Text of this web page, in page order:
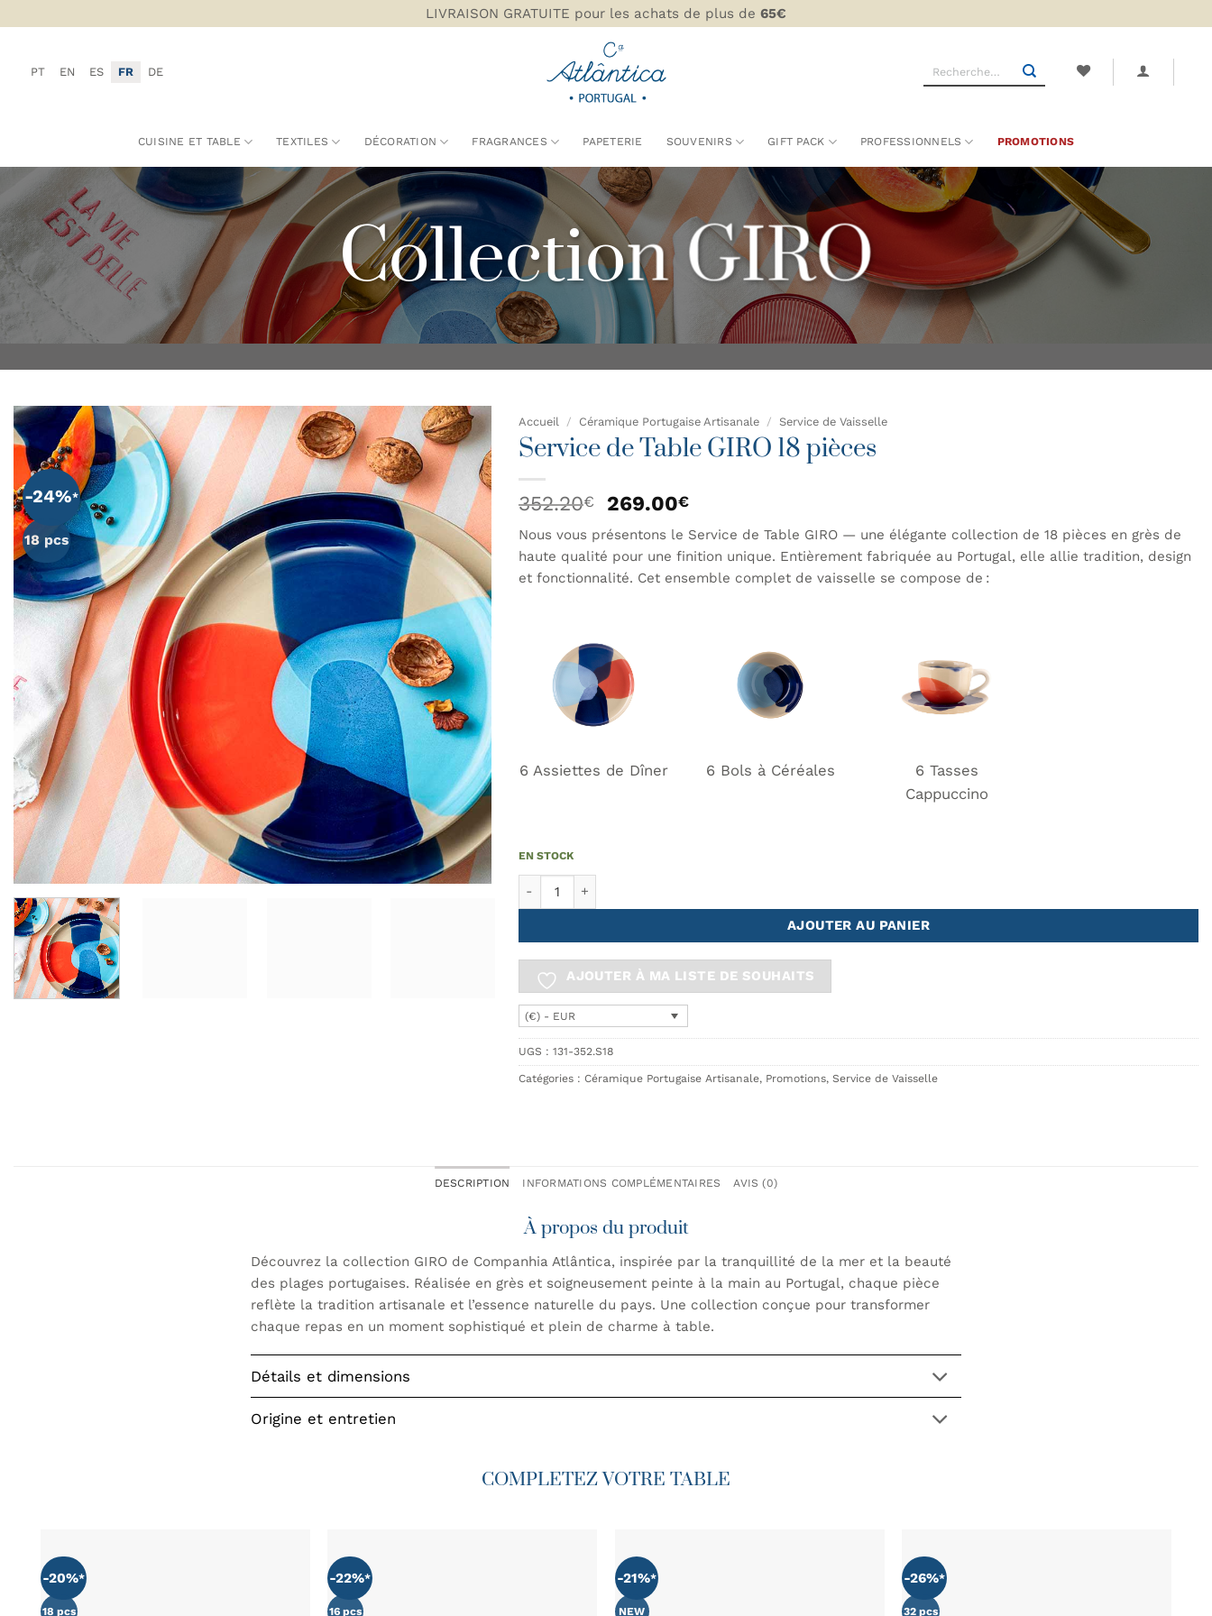
au
LIVRAISON GRATUITE pour les achats de plus de 65€
PT EN ES FR DE
Recherche
CUISINE ET TABLE TEXTILES DÉCORATION FRAGRANCES PAPETERIE SOUVENIRS GIFT PACK PROFESSIONNELS PROMOTIONS
Collection GIRO
-24%
18 pcs
AJOUTER
À MA
LISTE DE
SOUHAITS
Accueil / Céramique Portugaise Artisanale / Service de Vaisselle
Service de Table GIRO 18 pièces
352.20€
Le
prix
initial
était :
352.20€.
269.00€Le
actuel
est :
269.00€.
Nous vous présentons le Service de Table GIRO — une élégante collection de 18 pièces en grès de
haute qualité pour une finition unique. Entièrement fabriquée au Portugal, elle allie tradition, design
et fonctionnalité. Cet ensemble complet de vaisselle se compose de :
6 Assiettes de Dîner 6 Bols à Céréales
6 Tasses
Cappuccino
EN STOCK
AJOUTER AU PANIER
AJOUTER À MA LISTE DE SOUHAITS
(€) - EUR
UGS : 131-352.S18
Catégories : Céramique Portugaise Artisanale, Promotions, Service de Vaisselle
DESCRIPTION INFORMATIONS COMPLÉMENTAIRES AVIS (0)
À propos du produit
Découvrez la collection GIRO de Companhia Atlântica, inspirée par la tranquillité de la mer et la beauté
des plages portugaises. Réalisée en grès et soigneusement peinte à la main au Portugal, chaque pièce
reflète la tradition artisanale et l’essence naturelle du pays. Une collection conçue pour transformer
chaque repas en un moment sophistiqué et plein de charme à table.
Détails et dimensions
Origine et entretien
COMPLETEZ VOTRE TABLE
-20%
18 pcs
-22%
16 pcs
-21%
NEW
-26%
32 pcs